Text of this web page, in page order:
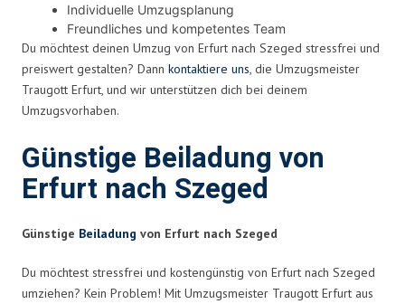
Individuelle Umzugsplanung
Freundliches und kompetentes Team
Du möchtest deinen Umzug von Erfurt nach Szeged stressfrei und
preiswert gestalten? Dann kontaktiere uns, die Umzugsmeister
Traugott Erfurt, und wir unterstützen dich bei deinem
Umzugsvorhaben.
Günstige Beiladung von
Erfurt nach Szeged
Günstige Beiladung von Erfurt nach Szeged
Du möchtest stressfrei und kostengünstig von Erfurt nach Szeged
umziehen? Kein Problem! Mit Umzugsmeister Traugott Erfurt aus